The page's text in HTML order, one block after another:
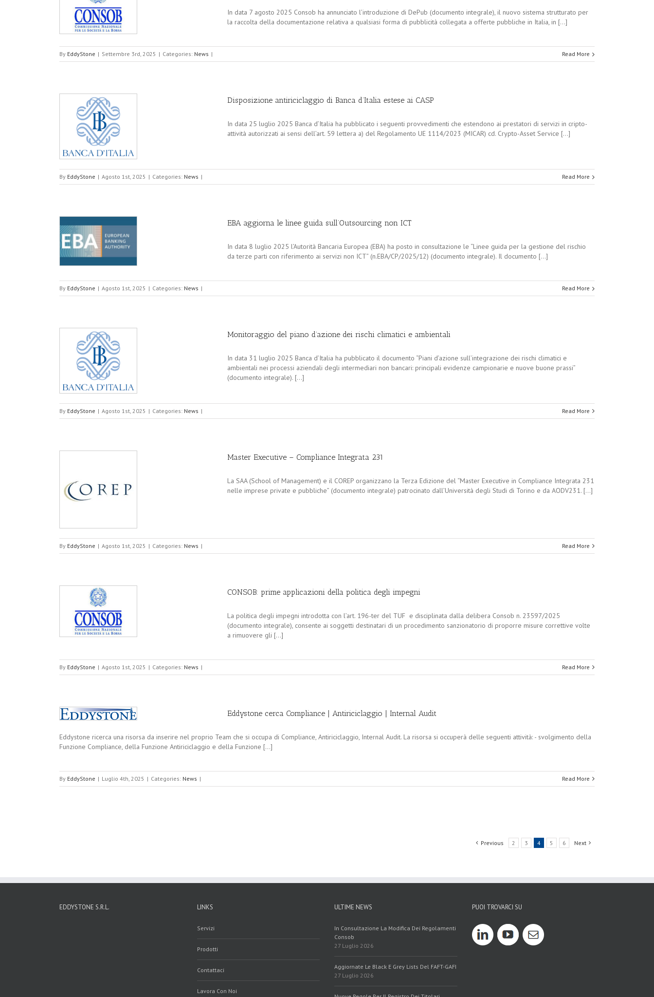
In data 7 agosto 2025 Consob ha annunciato l’introduzione di DePub (documento integrale), il nuovo sistema strutturato per
la raccolta della documentazione relativa a qualsiasi forma di pubblicità collegata a offerte pubbliche in Italia, in [...]
By EddyStone | Settembre 3rd, 2025 | Categories: News | Read More
Disposizione antiriciclaggio di Banca d’Italia estese ai CASP
In data 25 luglio 2025 Banca d’Italia ha pubblicato i seguenti provvedimenti che estendono ai prestatori di servizi in cripto-
attività autorizzati ai sensi dell’art. 59 lettera a) del Regolamento UE 1114/2023 (MICAR) cd. Crypto-Asset Service [...]
By EddyStone | Agosto 1st, 2025 | Categories: News | Read More
EBA aggiorna le linee guida sull’Outsourcing non ICT
In data 8 luglio 2025 l’Autorità Bancaria Europea (EBA) ha posto in consultazione le “Linee guida per la gestione del rischio
da terze parti con riferimento ai servizi non ICT” (n.EBA/CP/2025/12) (documento integrale). Il documento [...]
By EddyStone | Agosto 1st, 2025 | Categories: News | Read More
Monitoraggio del piano d’azione dei rischi climatici e ambientali
In data 31 luglio 2025 Banca d’Italia ha pubblicato il documento “Piani d’azione sull’integrazione dei rischi climatici e
ambientali nei processi aziendali degli intermediari non bancari: principali evidenze campionarie e nuove buone prassi”
(documento integrale). [...]
By EddyStone | Agosto 1st, 2025 | Categories: News | Read More
Master Executive – Compliance Integrata 231
La SAA (School of Management) e il COREP organizzano la Terza Edizione del “Master Executive in Compliance Integrata 231
nelle imprese private e pubbliche” (documento integrale) patrocinato dall’Università degli Studi di Torino e da AODV231. [...]
By EddyStone | Agosto 1st, 2025 | Categories: News | Read More
CONSOB: prime applicazioni della politica degli impegni
La politica degli impegni introdotta con l’art. 196-ter del TUF e disciplinata dalla delibera Consob n. 23597/2025
(documento integrale), consente ai soggetti destinatari di un procedimento sanzionatorio di proporre misure correttive volte
a rimuovere gli [...]
By EddyStone | Agosto 1st, 2025 | Categories: News | Read More
Eddystone cerca Compliance | Antiriciclaggio | Internal Audit
Eddystone ricerca una risorsa da inserire nel proprio Team che si occupa di Compliance, Antiriciclaggio, Internal Audit. La risorsa si occuperà delle seguenti attività: - svolgimento della
Funzione Compliance, della Funzione Antiriciclaggio e della Funzione [...]
By EddyStone | Luglio 4th, 2025 | Categories: News | Read More
Previous 2 3 4 5 6 Next
EDDYSTONE S.R.L. LINKS
Servizi
Prodotti
Contattaci
Lavora Con Noi
ULTIME NEWS
In Consultazione La Modifica Dei Regolamenti
Consob
27 Luglio 2026
Aggiornate Le Black E Grey Lists Del FAFT-GAFI
27 Luglio 2026
PUOI TROVARCI SU